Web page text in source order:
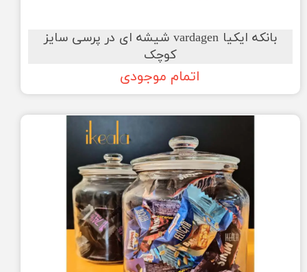
بانکه ایکیا vardagen شیشه ای در پرسی سایز
کوچک
اتمام موجودی